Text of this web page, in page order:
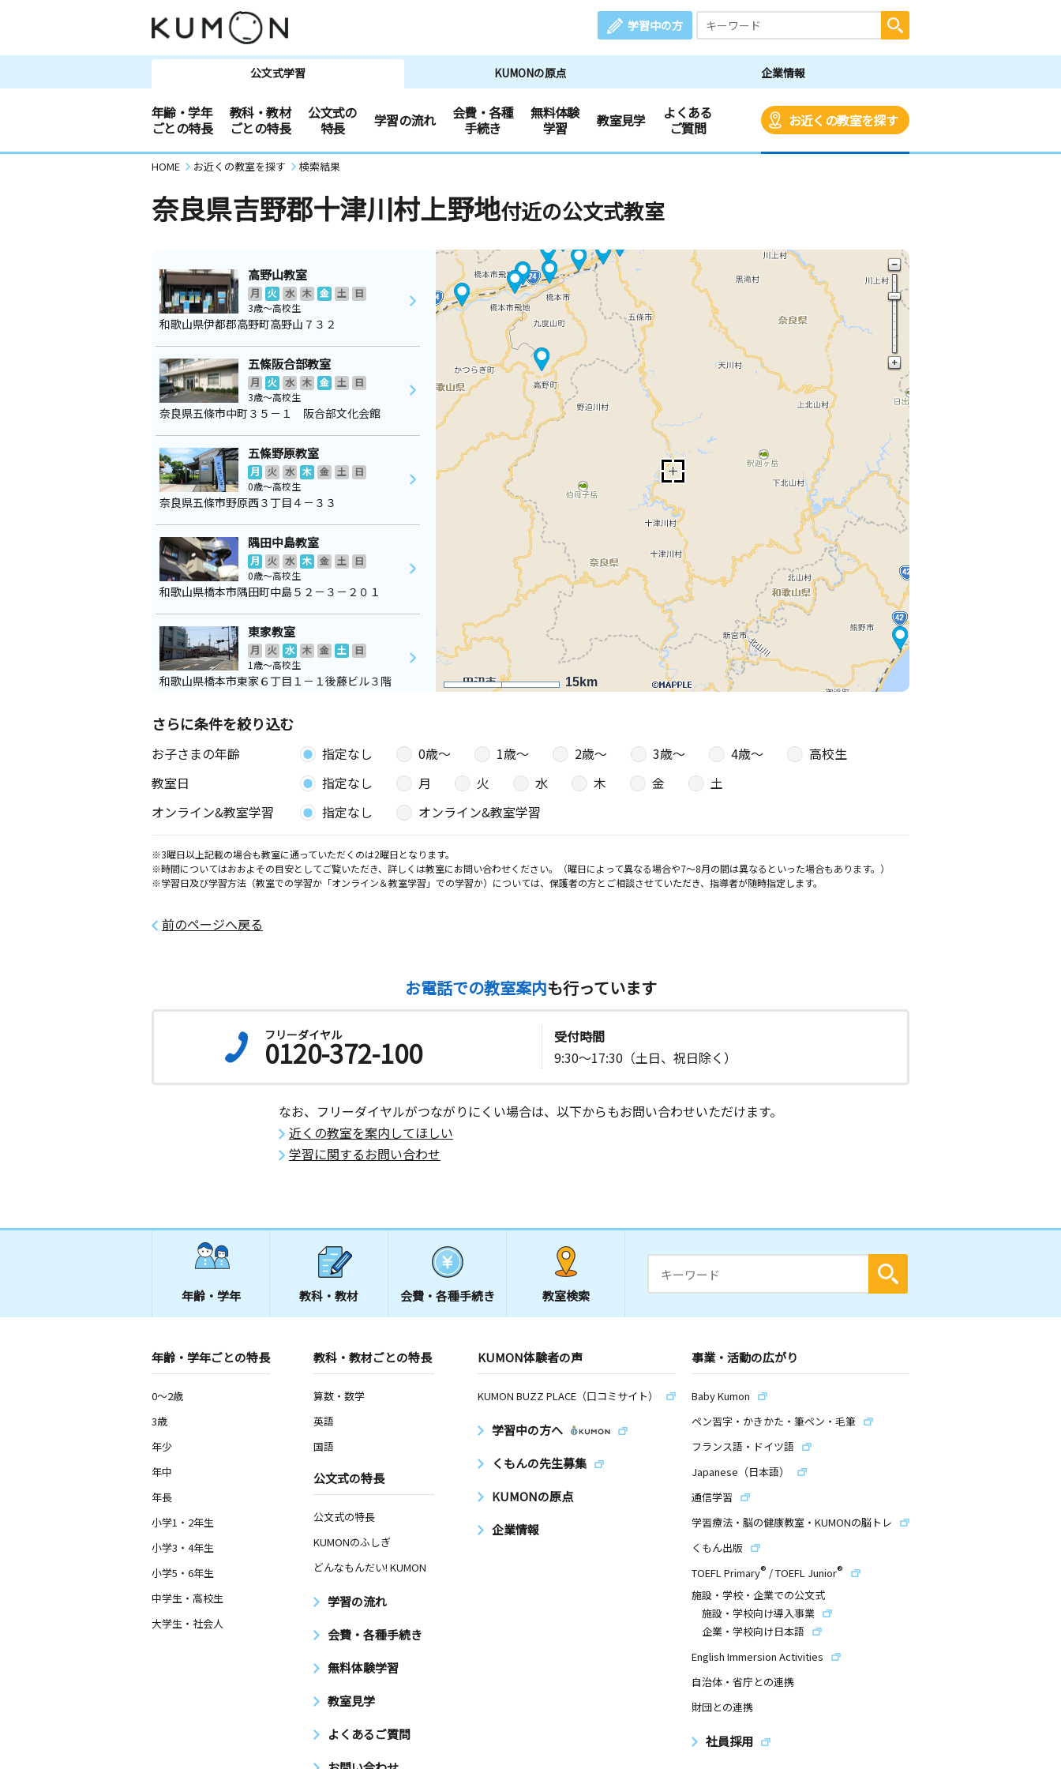
学習中の方
公文式学習 KUMONの原点 企業情報
年齢・学年
ごとの特長
教科・教材
ごとの特長
公文式の
特長
学習の流れ
会費・各種
手続き
無料体験
学習
教室見学
よくある
ご質問
お近くの教室を探す
HOME お近くの教室を探す 検索結果
奈良県吉野郡十津川村上野地付近の公文式教室
15km
高野山教室
月 火 水 木 金 土
日
3歳～高校生
和歌山県伊都郡高野町高野山７３２
五條阪合部教室
月 火 水 木 金 土
日
3歳～高校生
奈良県五條市中町３５－１ 阪合部文化会館
五條野原教室
月 火 水 木 金 土
日
0歳～高校生
奈良県五條市野原西３丁目４－３３
隅田中島教室
月 火 水 木 金 土
日
0歳～高校生
和歌山県橋本市隅田町中島５２－３－２０１
東家教室
月 火 水 木 金 土
日
1歳～高校生
和歌山県橋本市東家６丁目１－１後藤ビル３階
小峰台教室
0歳～高校生
御幸辻駅前教室
和歌山県橋本市御幸辻５６５ パティオ木村
月
0歳～高校生
月 火 水 木 金 土 日
和歌山県橋本市高野口町名古曽９５１
2歳～高校生
和歌山県伊都郡かつらぎ町笠田東９８－６ 日の
三重県熊野市井戸町７８５－５
さらに条件を絞り込む
お子さまの年齢 指定なし 0歳〜 1歳〜 2歳〜 3歳〜 4歳〜
高校生
教室日
指定なし 月 火 水 木 金
土
オンライン&教室学習
指定なし オンライン&教室学習
※3曜日以上記載の場合も教室に通っていただくのは2曜日となります。
※時間についてはおおよその目安としてご覧いただき、詳しくは教室にお問い合わせください。（曜日によって異なる場合や7～8月の間は異なるといった場合もあります。）
※学習日及び学習方法（教室での学習か「オンライン＆教室学習」での学習か）については、保護者の方とご相談させていただき、指導者が随時指定します。
前のページへ戻る
お電話での教室案内も行っています
フリーダイヤル
0120-372-100
受付時間
9:30～17:30（土日、祝日除く）
なお、フリーダイヤルがつながりにくい場合は、以下からもお問い合わせいただけます。
近くの教室を案内してほしい
学習に関するお問い合わせ
年齢・学年 教科・教材 会費・ 各種手続き 教室検索
年齢・学年ごとの特長
0～2歳
3歳
年少
年中
年長
小学1・2年生
小学3・4年生
小学5・6年生
中学生・高校生
大学生・社会人
教科・教材ごとの特長
算数・数学
英語
国語
公文式の特長
公文式の特長
KUMONのふしぎ
どんなもんだい! KUMON
学習の流れ
会費・各種手続き
無料体験学習
教室見学
よくあるご質問
KUMON体験者の声
KUMON BUZZ PLACE（口コミサイト）
学習中の方へ
くもんの先生募集
KUMONの原点
企業情報
事業・活動の広がり
Baby Kumon
ペン習字・かきかた・筆ペン・毛筆
フランス語・ドイツ語
Japanese（日本語）
通信学習
学習療法・脳の健康教室・KUMONの脳トレ
くもん出版
TOEFL Primary® /TOEFL Junior®
施設・学校・企業での公文式
施設・学校向け導入事業
企業・学校向け日本語
English Immersion Activities
自治体・省庁との連携
財団との連携
社員採用